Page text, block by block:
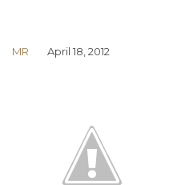
MR April 18, 2012